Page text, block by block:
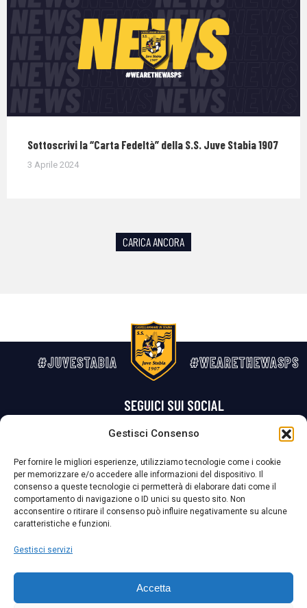
Gestisci Consenso
Per fornire le migliori esperienze, utilizziamo tecnologie come i cookie
per memorizzare e/o accedere alle informazioni del dispositivo. Il
consenso a queste tecnologie ci permetterà di elaborare dati come il
comportamento di navigazione o ID unici su questo sito. Non
acconsentire o ritirare il consenso può influire negativamente su alcune
caratteristiche e funzioni.
Gestisci servizi
Accetta
Sottoscrivi la “Carta Fedeltà” della S.S. Juve Stabia 1907
3 Aprile 2024
CARICA ANCORA
#JUVESTABIA #WEARETHEWASPS
SEGUICI SUI SOCIAL
La Società ha nominato il Responsabile della Protezione dei Dati Personali (DPO), figura specializzata che vigila sulle modalità adottate dalla
nostra Società per tutelare i Suoi dati personali.